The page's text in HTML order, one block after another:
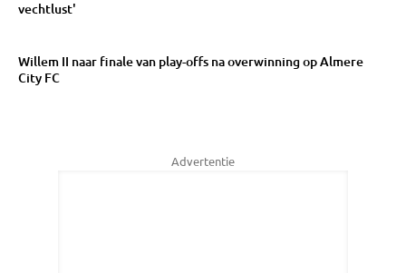
vechtlust'
Willem II naar finale van play-offs na overwinning op Almere
City FC
Advertentie